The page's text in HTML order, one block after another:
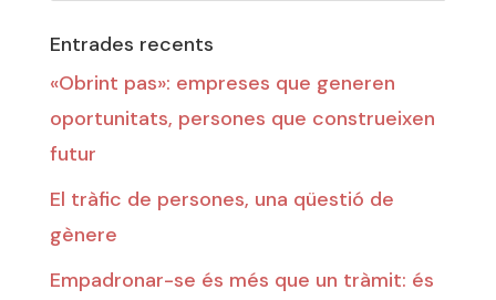
Entrades recents
«Obrint pas»: empreses que generen
oportunitats, persones que construeixen
futur
El tràfic de persones, una qüestió de
gènere
Empadronar-se és més que un tràmit: és